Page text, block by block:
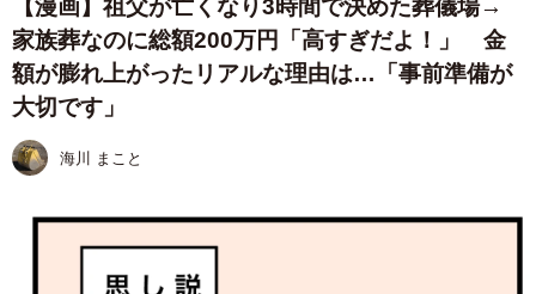
【漫画】祖父が亡くなり3時間で決めた葬儀場→
家族葬なのに総額200万円「高すぎだよ！」 金
額が膨れ上がったリアルな理由は…「事前準備が
大切です」
海川 まこと